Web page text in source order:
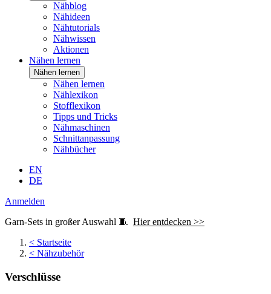
Nähblog
Nähideen
Nähtutorials
Nähwissen
Aktionen
Nähen lernen
Nähen lernen
Nähen lernen
Nählexikon
Stofflexikon
Tipps und Tricks
Nähmaschinen
Schnittanpassung
Nähbücher
EN
DE
Anmelden
Garn-Sets in großer Auswahl 🧵 Hier entdecken >>
< Startseite
< Nähzubehör
Verschlüsse